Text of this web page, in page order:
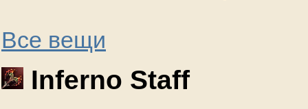
Все вещи
Inferno Staff